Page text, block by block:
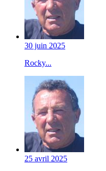
30 juin 2025
Rocky...
25 avril 2025